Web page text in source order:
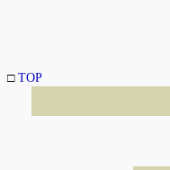
□ TOP